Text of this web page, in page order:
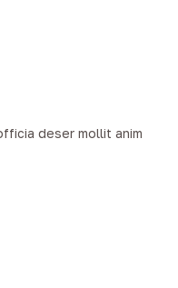
deser mollit anim